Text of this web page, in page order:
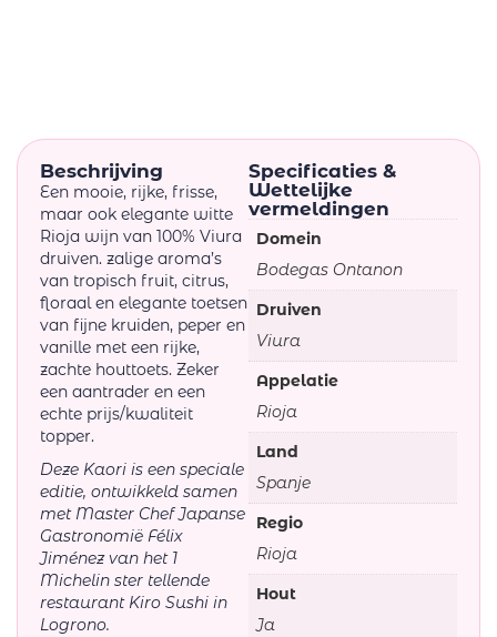
Beschrijving
Een mooie, rijke, frisse,
maar ook elegante witte
Rioja wijn van 100% Viura
druiven. zalige aroma’s
van tropisch fruit, citrus,
floraal en elegante toetsen
van fijne kruiden, peper en
vanille met een rijke,
zachte houttoets. Zeker
een aantrader en een
echte prijs/kwaliteit
topper.
Deze Kaori is een speciale
editie, ontwikkeld samen
met Master Chef Japanse
Gastronomië Félix
Jiménez van het 1
Michelin ster tellende
restaurant Kiro Sushi in
Logrono.
Specificaties &
Wettelijke
vermeldingen
Domein
Bodegas Ontanon
Druiven
Viura
Appelatie
Rioja
Land
Spanje
Regio
Rioja
Hout
Ja